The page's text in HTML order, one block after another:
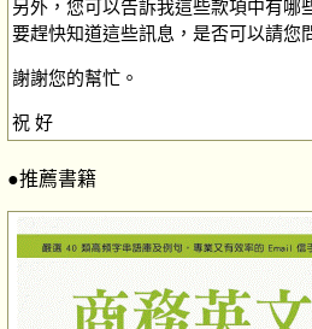
另外，您可以告訴我這些款項中有哪
要趕快知道這些訊息，是否可以請您
謝謝您的幫忙。
祝 好
●推薦書籍